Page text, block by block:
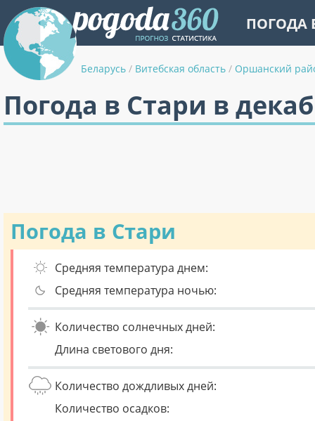
ПОГОДА
Беларусь / Витебская область / Оршанский
Погода в Стари в
Погода в Стари
Средняя температура днем:
Средняя температура ночью:
Количество солнечных дней:
Длина светового дня:
Количество дождливых дней:
Количество осадков: